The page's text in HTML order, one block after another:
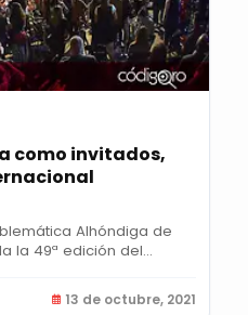
como invitados,
Alhóndiga de
la 49ª edición del...
13 de octubre, 2021